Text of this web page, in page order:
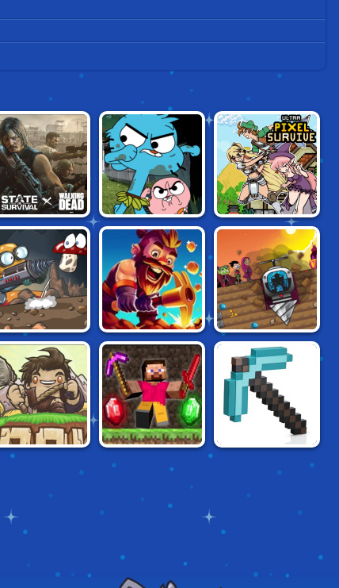
STATE OF
SURVIVAL
GUMBALL: HOME
ALONE SURVIVAL
ULTRA PIXEL
SURVIVE RPG
MYSTERY
THE EARTH'S
CENTER
MINER DASH
DRILLIONAIRE 2:
TAMARANIAN
INVASION
CAVES 2
REMASTERED